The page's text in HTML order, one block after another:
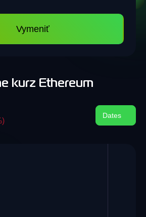
Vymeniť
kurz Ethereum
Dates